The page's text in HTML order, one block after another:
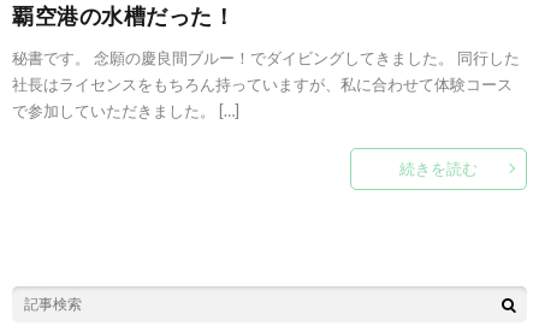
覇空港の水槽だった！
秘書です。 念願の慶良間ブルー！でダイビングしてきました。 同行した
社長はライセンスをもちろん持っていますが、私に合わせて体験コース
で参加していただきました。 […]
続きを読む